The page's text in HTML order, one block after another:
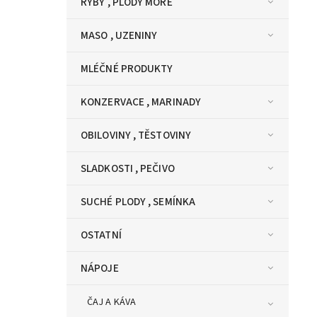
MASO , UZENINY
MLÉČNÉ PRODUKTY
KONZERVACE , MARINADY
OBILOVINY , TĚSTOVINY
SLADKOSTI , PEČIVO
SUCHÉ PLODY , SEMÍNKA
OSTATNÍ
NÁPOJE
ČAJ A KÁVA